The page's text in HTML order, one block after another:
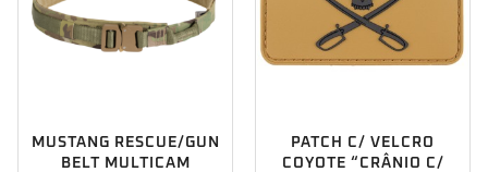
MUSTANG RESCUE/GUN
BELT MULTICAM
PATCH C/ VELCRO
COYOTE “CRÂNIO C/